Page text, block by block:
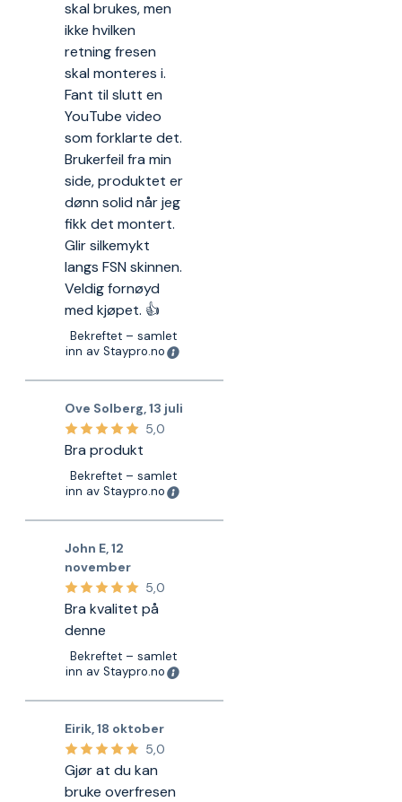
skal brukes, men
ikke hvilken
retning fresen
skal monteres i.
Fant til slutt en
YouTube video
som forklarte det.
Brukerfeil fra min
side, produktet er
dønn solid når jeg
fikk det montert.
Glir silkemykt
langs FSN skinnen.
Veldig fornøyd
med kjøpet. 👍
Bekreftet – samlet
inn av Staypro.no
Ove Solberg ,13 juli
5,0
Bra produkt
Bekreftet – samlet
inn av Staypro.no
John E ,12
november
5,0
Bra kvalitet på
denne
Bekreftet – samlet
inn av Staypro.no
Eirik ,18 oktober
5,0
Gjør at du kan
bruke overfresen